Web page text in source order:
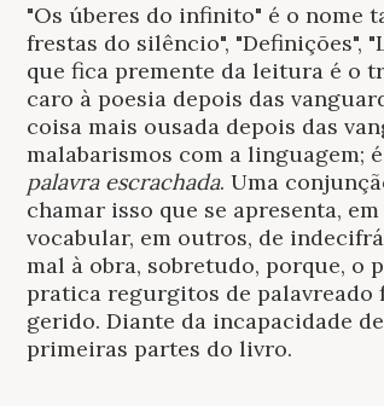
"Os úberes do infinito" é o nome
frestas do silêncio", "Definições",
que fica premente da leitura é o
caro à poesia depois das
coisa mais ousada depois das
malabarismos com a linguagem;
palavra escrachada. Uma
chamar isso que se apresenta,
vocabular, em outros, de
mal à obra, sobretudo, porque, o
pratica regurgitos de palavreado
gerido. Diante da incapacidade
primeiras partes do livro.